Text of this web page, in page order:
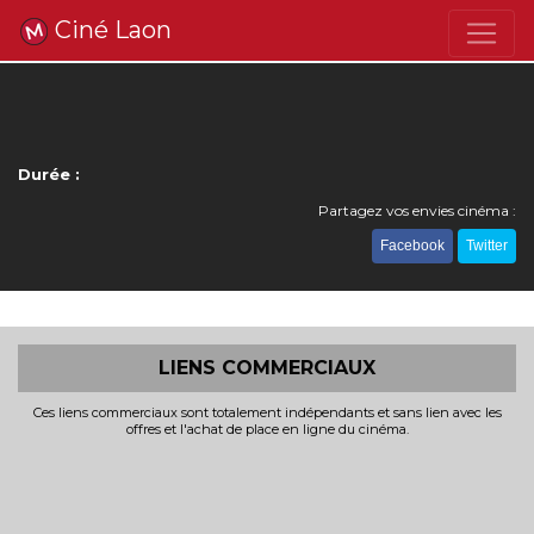
Ciné Laon
Durée :
Partagez vos envies cinéma :
Facebook Twitter
LIENS COMMERCIAUX
Ces liens commerciaux sont totalement indépendants et sans lien avec les
offres et l'achat de place en ligne du cinéma.